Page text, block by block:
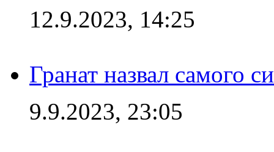
12.9.2023, 14:25
Гранат назвал самого
9.9.2023, 23:05